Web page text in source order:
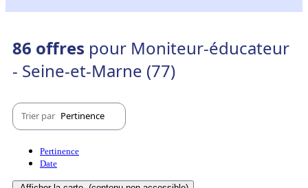
86 offres pour Moniteur-éducateur
- Seine-et-Marne (77)
Trier par Pertinence
Pertinence
Date